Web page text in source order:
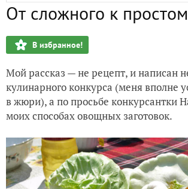
А ведь помогло!
Сеянцы в кольцах растут
Кольцевание посевов
Сожгли мусор...
От сложного к
В избранное!
Мой рассказ — не рецепт, и написан
кулинарного конкурса (меня вполне
в жюри), а по просьбе конкурсантки
моих способах овощных заготовок.